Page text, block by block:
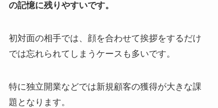
の記憶に残りやすいです。
初対面の相手では、顔を合わせて挨拶をするだけ
では忘れられてしまうケースも多いです。
特に独立開業などでは新規顧客の獲得が大きな課
題となります。